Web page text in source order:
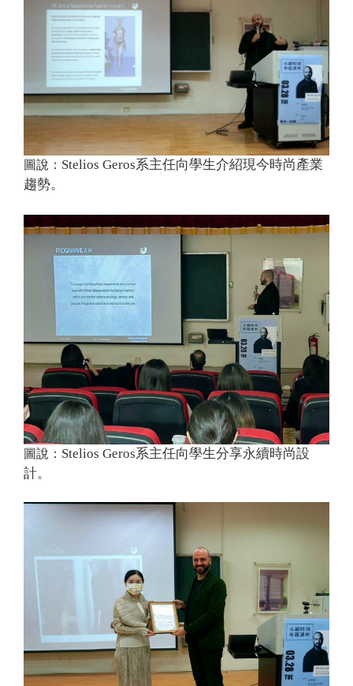
圖說： Stelios Geros系主任向學生介紹現今時尚產業
趨勢。
圖說： Stelios Geros系主任向學生分享永續時尚設
計。